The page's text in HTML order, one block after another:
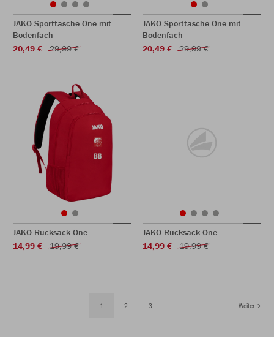
JAKO Sporttasche One mit
Bodenfach
20,49 €
29,99 €
JAKO Sporttasche One mit
Bodenfach
20,49 €
29,99 €
JAKO Rucksack One
14,99 €
19,99 €
JAKO Rucksack One
14,99 €
19,99 €
1 2 3 Weiter